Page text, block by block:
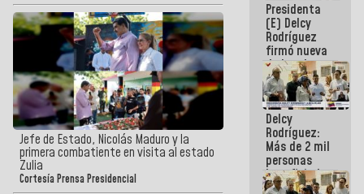
Jefe de Estado, Nicolás Maduro y la
primera combatiente en visita al estado
Zulia
Cortesía Prensa Presidencial
Presidenta
(E) Delcy
Rodríguez
firmó nueva
de Ley de
Arrendamiento
aprobada
por la AN
Delcy
Rodríguez:
Más de 2 mil
personas
beneficiadas
con planes